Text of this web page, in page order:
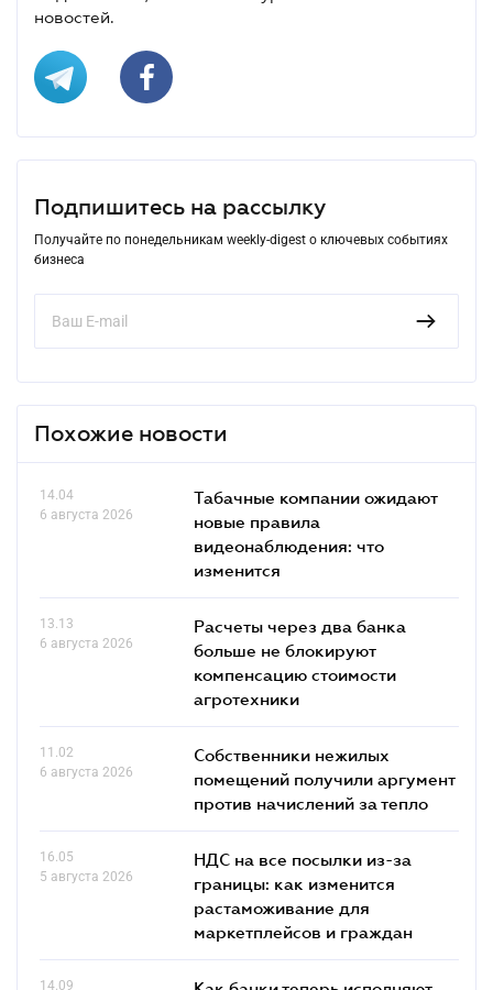
новостей.
Подпишитесь на рассылку
Получайте по понедельникам weekly-digest о ключевых событиях
бизнеса
Похожие новости
14.04
6 августа 2026
Табачные компании ожидают
новые правила
видеонаблюдения: что
изменится
13.13
6 августа 2026
Расчеты через два банка
больше не блокируют
компенсацию стоимости
агротехники
11.02
6 августа 2026
Собственники нежилых
помещений получили аргумент
против начислений за тепло
16.05
5 августа 2026
НДС на все посылки из-за
границы: как изменится
растаможивание для
маркетплейсов и граждан
14.09